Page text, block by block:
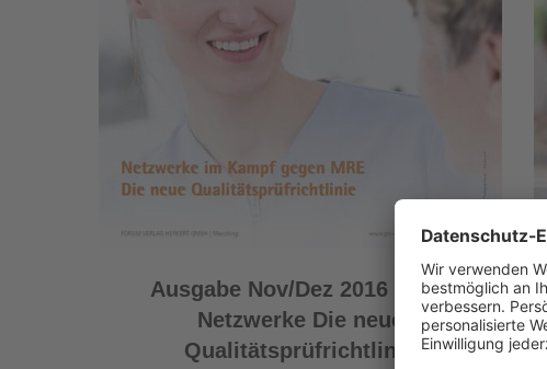
Ausgabe Nov/Dez 2016 MRE-
Netzwerke Die neue
Qualitätsprüfrichtlinie